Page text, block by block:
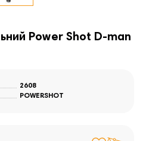
Power Shot D-man
2608
POWERSHOT